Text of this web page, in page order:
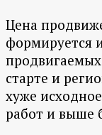
Цена
формируется
продвигаемых
старте и
хуже
работ и выше